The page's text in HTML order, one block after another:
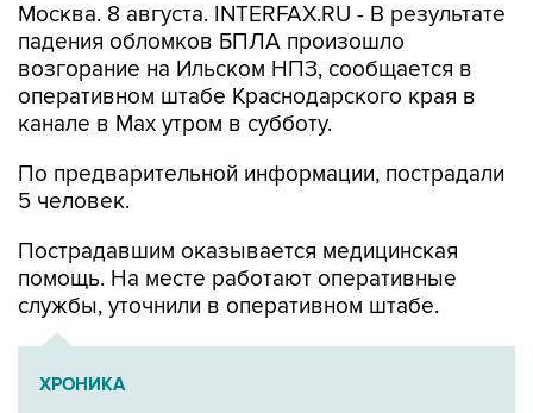
Москва. 8 августа. INTERFAX.RU - В результате
падения обломков БПЛА произошло
возгорание на Ильском НПЗ, сообщается в
оперативном штабе Краснодарского края в
канале в Max утром в субботу.
По предварительной информации, пострадали
5 человек.
Пострадавшим оказывается медицинская
помощь. На месте работают оперативные
службы, уточнили в оперативном штабе.
ХРОНИКА